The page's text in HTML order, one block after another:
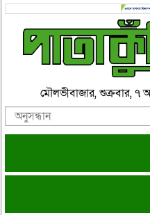
মৌলভীবাজার, শুক্রবার,